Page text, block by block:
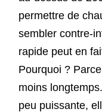
permettre de
sembler contre-
rapide peut en
Pourquoi ?
moins
peu puissante,